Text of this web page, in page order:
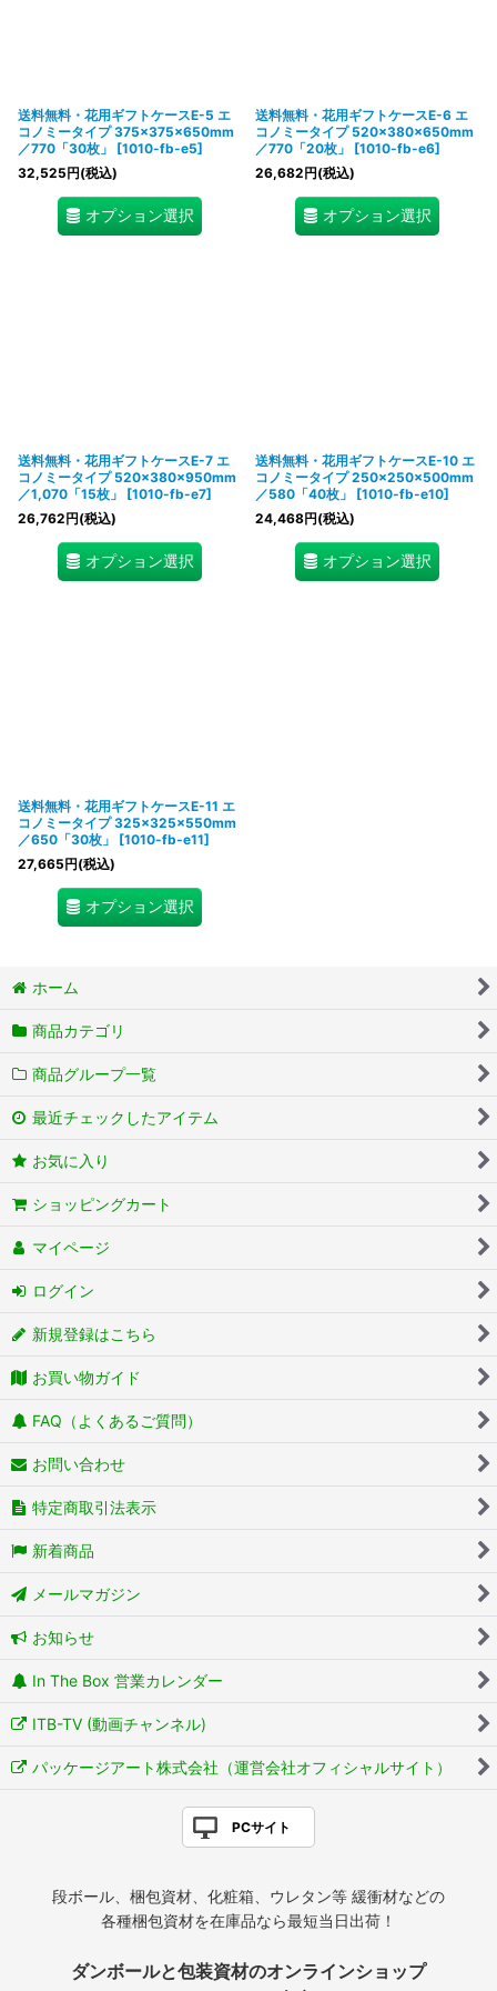
送料無料・花用ギフトケースE-5 エ
コノミータイプ 375×375×650mm
／770「30枚」
[1010-fb-e5]
32,525円(税込)
オプション選択
送料無料・花用ギフトケースE-6 エ
コノミータイプ 520×380×650mm
／770「20枚」
[1010-fb-e6]
26,682円(税込)
オプション選択
送料無料・花用ギフトケースE-7 エ
コノミータイプ 520×380×950mm
／1,070「15枚」
[1010-fb-e7]
26,762円(税込)
オプション選択
送料無料・花用ギフトケースE-10 エ
コノミータイプ 250×250×500mm
／580「40枚」
[1010-fb-e10]
24,468円(税込)
オプション選択
送料無料・花用ギフトケースE-11 エ
コノミータイプ 325×325×550mm
／650「30枚」
[1010-fb-e11]
27,665円(税込)
オプション選択
ホーム
商品カテゴリ
商品グループ一覧
最近チェックしたアイテム
お気に入り
ショッピングカート
マイページ
ログイン
新規登録はこちら
お買い物ガイド
FAQ（よくあるご質問）
お問い合わせ
特定商取引法表示
新着商品
メールマガジン
お知らせ
In The Box 営業カレンダー
ITB-TV (動画チャンネル)
パッケージアート株式会社（運営会社オフィシャルサイト）
PCサイト
段ボール、梱包資材、化粧箱、ウレタン等 緩衝材などの
各種梱包資材を在庫品なら最短当日出荷！
ダンボールと包装資材のオンラインショップ